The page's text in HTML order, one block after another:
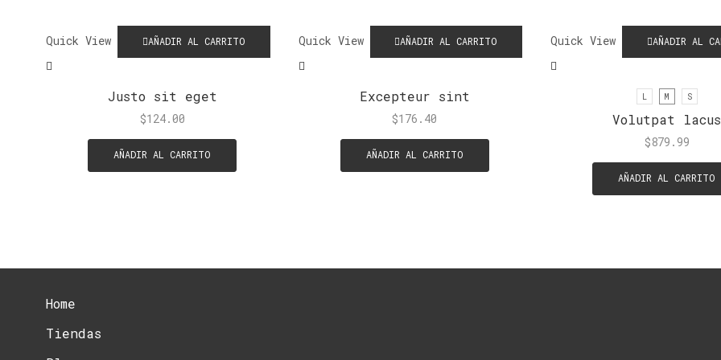
Quick View AÑADIR AL CARRITO
Justo sit eget
$124.00
AÑADIR AL CARRITO
Quick View AÑADIR AL CARRITO
Excepteur sint
$176.40
AÑADIR AL CARRITO
Quick View AÑADIR AL
L M S
Volutpat lacus
$879.99
AÑADIR AL CARRITO
Home
Tiendas